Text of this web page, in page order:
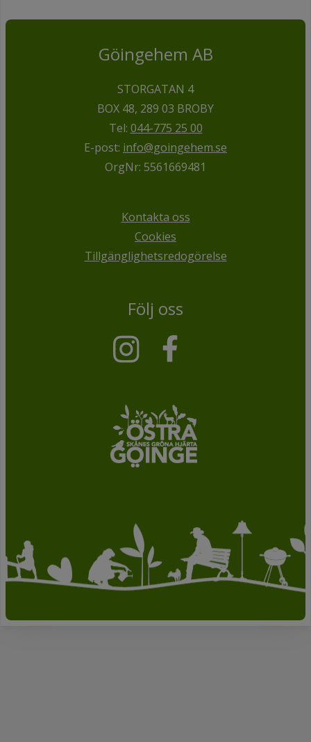
Göingehem AB
STORGATAN 4
BOX 48, 289 03 BROBY
Tel: 044-775 25 00
E-post: info@goingehem.se
OrgNr: 5561669481
Kontakta oss
Cookies
Tillgänglighetsredogörelse
Följ oss